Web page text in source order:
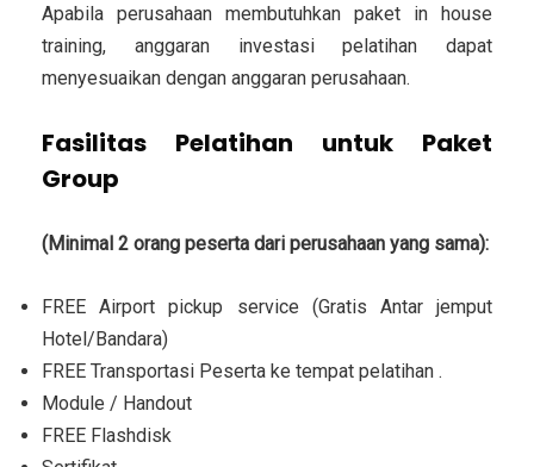
Apabila perusahaan membutuhkan paket in house
training, anggaran investasi pelatihan dapat
menyesuaikan dengan anggaran perusahaan.
Fasilitas Pelatihan untuk Paket
Group
(Minimal 2 orang peserta dari perusahaan yang sama):
FREE Airport pickup service (Gratis Antar jemput
Hotel/Bandara)
FREE Transportasi Peserta ke tempat pelatihan .
Module / Handout
FREE Flashdisk